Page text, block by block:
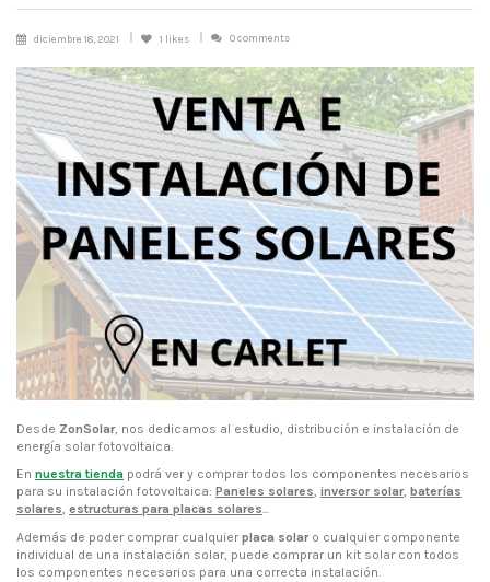
diciembre 18, 2021 1 likes 0 comments
Desde ZonSolar, nos dedicamos al estudio, distribución e instalación de
energía solar fotovoltaica.
En nuestra tienda podrá ver y comprar todos los componentes necesarios
para su instalación fotovoltaica: Paneles solares, inversor solar, baterías
solares, estructuras para placas solares...
Además de poder comprar cualquier placa solaro cualquier componente
individual de una instalación solar, puede comprar un kit solar con todos
los componentes necesarios para una correcta instalación.